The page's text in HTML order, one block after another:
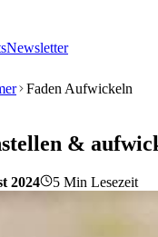
Newsletter
Faden Aufwickeln
&
2024 5 Min Lesezeit